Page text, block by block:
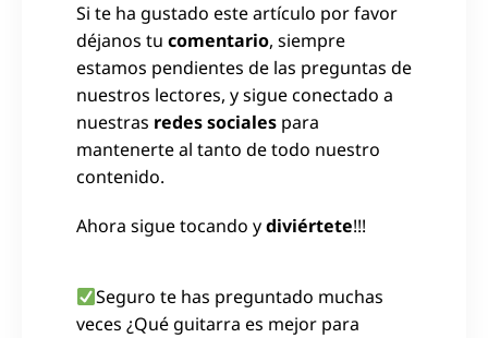
Si te ha gustado este artículo por favor
déjanos tu comentario, siempre
estamos pendientes de las preguntas de
nuestros lectores, y sigue conectado a
nuestras redes sociales para
mantenerte al tanto de todo nuestro
contenido.
Ahora sigue tocando ydiviértete!!!
Seguro te has preguntado muchas
veces ¿Qué guitarra es mejor para